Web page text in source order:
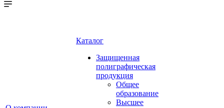
Каталог
Защищенная
полиграфическая
продукция
Общее
образование
Высшее